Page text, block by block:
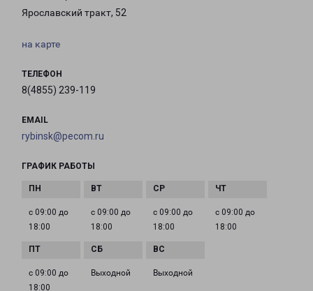
Ярославский тракт, 52
на карте
ТЕЛЕФОН
8(4855) 239-119
EMAIL
rybinsk@pecom.ru
ГРАФИК РАБОТЫ
с 09:00 до
18:00
с 09:00 до
18:00
с 09:00 до
18:00
с 09:00 до
18:00
с 09:00 до
18:00
Выходной Выходной